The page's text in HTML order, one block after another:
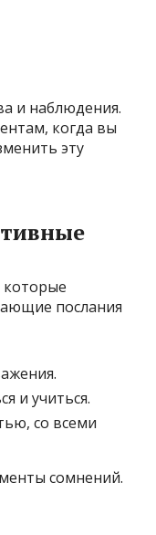
и наблюдения.
когда вы
эту
которые
послания
и учиться.
со всеми
сомнений.